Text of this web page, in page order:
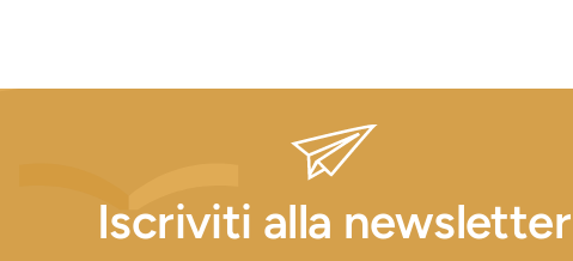
Iscriviti alla newsletter